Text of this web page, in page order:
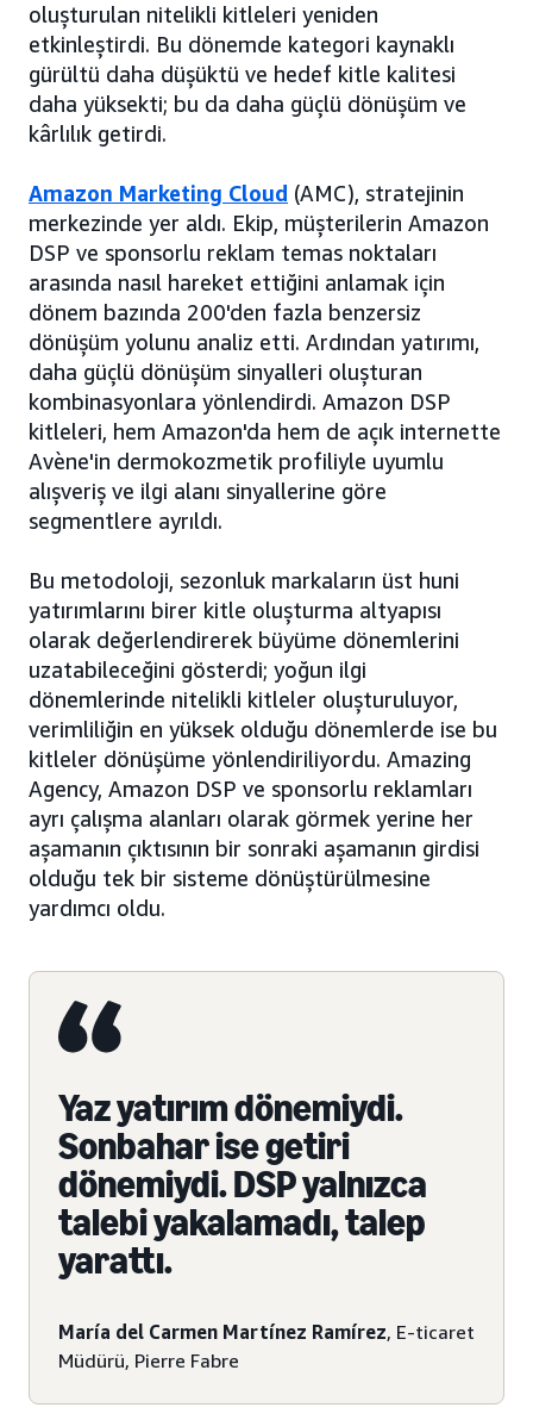
oluşturulan nitelikli kitleleri yeniden
etkinleştirdi. Bu dönemde kategori kaynaklı
gürültü daha düşüktü ve hedef kitle kalitesi
daha yüksekti; bu da daha güçlü dönüşüm ve
kârlılık getirdi.
Amazon Marketing Cloud (AMC), stratejinin
merkezinde yer aldı. Ekip, müşterilerin Amazon
DSP ve sponsorlu reklam temas noktaları
arasında nasıl hareket ettiğini anlamak için
dönem bazında 200'den fazla benzersiz
dönüşüm yolunu analiz etti. Ardından yatırımı,
daha güçlü dönüşüm sinyalleri oluşturan
kombinasyonlara yönlendirdi. Amazon DSP
kitleleri, hem Amazon'da hem de açık internette
Avène'in dermokozmetik profiliyle uyumlu
alışveriş ve ilgi alanı sinyallerine göre
segmentlere ayrıldı.
Bu metodoloji, sezonluk markaların üst huni
yatırımlarını birer kitle oluşturma altyapısı
olarak değerlendirerek büyüme dönemlerini
uzatabileceğini gösterdi; yoğun ilgi
dönemlerinde nitelikli kitleler oluşturuluyor,
verimliliğin en yüksek olduğu dönemlerde ise bu
kitleler dönüşüme yönlendiriliyordu. Amazing
Agency, Amazon DSP ve sponsorlu reklamları
ayrı çalışma alanları olarak görmek yerine her
aşamanın çıktısının bir sonraki aşamanın girdisi
olduğu tek bir sisteme dönüştürülmesine
yardımcı oldu.
Yaz yatırım dönemiydi.
Sonbahar ise getiri
dönemiydi. DSP yalnızca
talebi yakalamadı, talep
yarattı.
María del Carmen Martínez Ramírez, E-ticaret
Müdürü, Pierre Fabre